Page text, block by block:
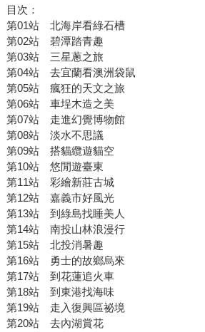
目次：
第01站 北海岸看綠石槽
第02站 碧潭踏青趣
第03站 三星蔥之旅
第04站 去宜蘭看澳洲袋鼠
第05站 瘋狂的天文之旅
第06站 車埕木造之美
第07站 走進幻覺博物館
第08站 淡水不思議
第09站 搭貓纜遊貓空
第10站 悠閒遊臺東
第11站 彩繪新莊古城
第12站 嘉義市好風光
第13站 到綠島找睡美人
第14站 南投山林浪漫行
第15站 北投消暑趣
第16站 勇士的故鄉烏來
第17站 到花蓮追火車
第18站 到東港找海味
第19站 走入復興區祕境
第20站 去內湖賞花